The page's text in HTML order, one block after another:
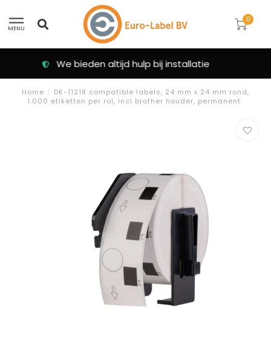
MENU
0
Klanten beoordelen ons met een 9.3
Home / DK-11218 compatible labels, 24 mm x 24 mm rond,
1.000 etiketten per rol, incl brother houder, permanent